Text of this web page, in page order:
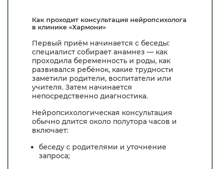
Как проходит консультация нейропсихолога
в клинике «Хармони»
Первый приём начинается с беседы:
специалист собирает анамнез — как
проходила беременность и роды, как
развивался ребёнок, какие трудности
заметили родители, воспитатели или
учителя. Затем начинается
непосредственно диагностика.
Нейропсихологическая консультация
обычно длится около полутора часов и
включает:
беседу с родителями и уточнение
запроса;